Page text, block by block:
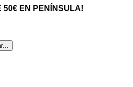
50€ EN PENÍNSULA!